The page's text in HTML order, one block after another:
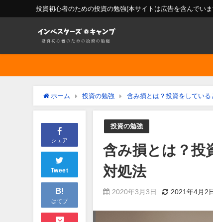
投資初心者のための投資の勉強(本サイトは広告を含んでい
ホーム 投資の勉強 含み損とは？投資をしてい
シェア
Tweet
B!
はてブ
投資の勉強
含み損とは？投
対処法
2020年3月3日 2021年4月2